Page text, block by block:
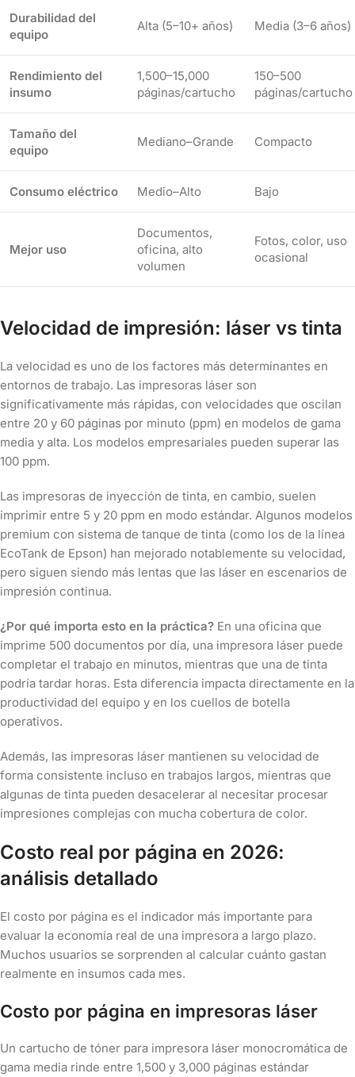
Durabilidad del
equipo
Alta (5–10+ años) Media (3–6 años)
Rendimiento del
insumo
1,500–15,000
páginas/cartucho
150–500
páginas/cartucho
Tamaño del
equipo
Mediano–Grande Compacto
Consumo eléctrico Medio–Alto Bajo
Mejor uso
Documentos,
oficina, alto
volumen
Fotos, color, uso
ocasional
Velocidad de impresión: láser vs tinta
La velocidad es uno de los factores más determinantes en
entornos de trabajo. Las impresoras láser son
significativamente más rápidas, con velocidades que oscilan
entre 20 y 60 páginas por minuto (ppm) en modelos de gama
media y alta. Los modelos empresariales pueden superar las
100 ppm.
Las impresoras de inyección de tinta, en cambio, suelen
imprimir entre 5 y 20 ppm en modo estándar. Algunos modelos
premium con sistema de tanque de tinta (como los de la línea
EcoTank de Epson) han mejorado notablemente su velocidad,
pero siguen siendo más lentas que las láser en escenarios de
impresión continua.
¿Por qué importa esto en la práctica? En una oficina que
imprime 500 documentos por día, una impresora láser puede
completar el trabajo en minutos, mientras que una de tinta
podría tardar horas. Esta diferencia impacta directamente en la
productividad del equipo y en los cuellos de botella
operativos.
Además, las impresoras láser mantienen su velocidad de
forma consistente incluso en trabajos largos, mientras que
algunas de tinta pueden desacelerar al necesitar procesar
impresiones complejas con mucha cobertura de color.
Costo real por página en 2026:
análisis detallado
El costo por página es el indicador más importante para
evaluar la economía real de una impresora a largo plazo.
Muchos usuarios se sorprenden al calcular cuánto gastan
realmente en insumos cada mes.
Costo por página en impresoras láser
Un cartucho de tóner para impresora láser monocromática de
gama media rinde entre 1,500 y 3,000 páginas estándar